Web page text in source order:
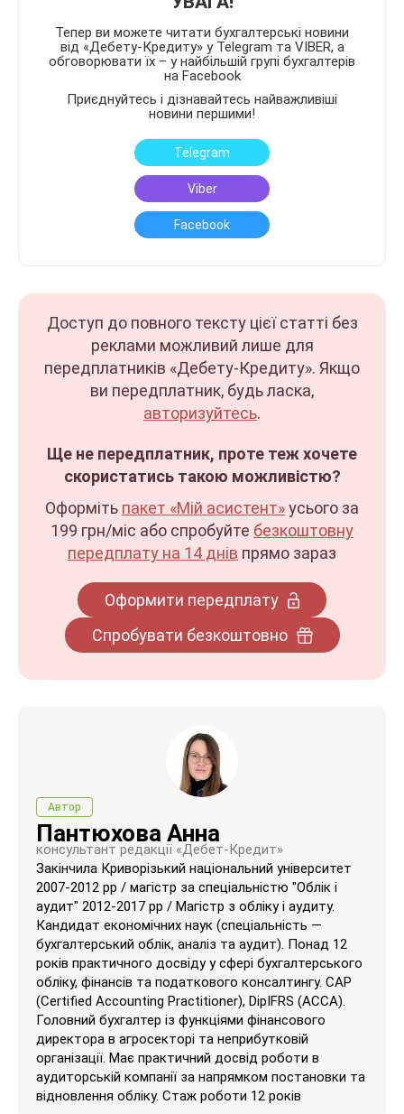
Тепер ви можете читати бухгалтерські новини
від «Дебету-Кредиту» у Telegram та VIBER, а
обговорювати їх – у найбільшій групі бухгалтерів
на Facebook
Приєднуйтесь і дізнавайтесь найважливіші
новини першими!
Telegram
Viber
Facebook
Доступ до повного тексту цієї статті без
реклами можливий лише для
передплатників «Дебету-Кредиту». Якщо
ви передплатник, будь ласка,
авторизуйтесь.
Ще не передплатник, проте теж хочете
скористатись такою можливістю?
Оформіть пакет «Мій асистент»усього за
199 грн/міс або спробуйте безкоштовну
передплату на 14 днів прямо зараз
Оформити передплату
Спробувати безкоштовно
Автор
Пантюхова Анна
консультант редакції «Дебет-Кредит»
Закінчила Криворізький національний університет
2007-2012 рр / магістр за спеціальністю "Облік і
аудит" 2012-2017 рр / Магістр з обліку і аудиту.
Кандидат економічних наук (спеціальність —
бухгалтерський облік, аналіз та аудит). Понад 12
років практичного досвіду у сфері бухгалтерського
обліку, фінансів та податкового консалтингу. CAP
(Certified Accounting Practitioner), DipIFRS (ACCA).
Головний бухгалтер із функціями фінансового
директора в агросекторі та неприбутковій
організації. Має практичний досвід роботи в
аудиторській компанії за напрямком постановки та
відновлення обліку. Стаж роботи 12 років